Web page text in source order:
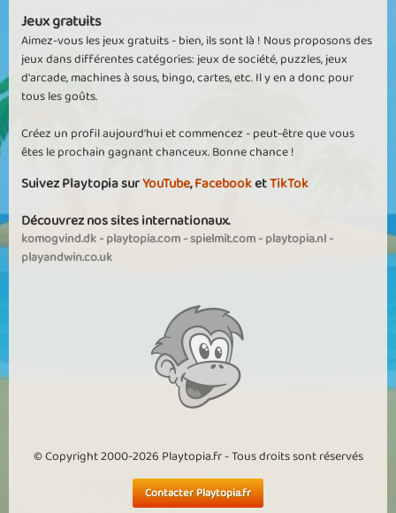
Jeux gratuits
Aimez-vous les jeux gratuits - bien, ils sont là ! Nous proposons des
jeux dans différentes catégories: jeux de société, puzzles, jeux
d'arcade, machines à sous, bingo, cartes, etc. Il y en a donc pour
tous les goûts.
Créez un profil aujourd'hui et commencez - peut-être que vous
êtes le prochain gagnant chanceux. Bonne chance !
Suivez Playtopia surYouTube,FacebooketTikTok
Découvrez nos sites internationaux.
komogvind.dk-playtopia.com-spielmit.com-playtopia.nl-
playandwin.co.uk
© Copyright 2000-2026 Playtopia.fr - Tous droits sont réservés
Contacter Playtopia.fr